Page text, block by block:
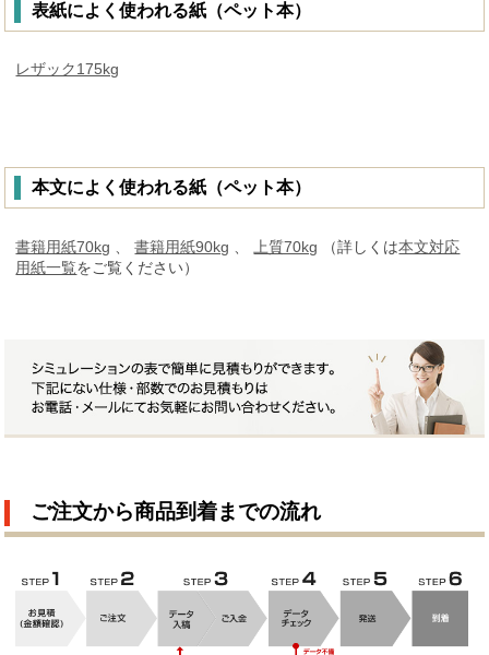
表紙によく使われる紙（ペット本）
レザック175kg
本文によく使われる紙（ペット本）
書籍用紙70kg 、書籍用紙90kg 上質70kg （詳しくは本文対応
用紙一覧をご覧ください）
ご注文から商品到着までの流れ